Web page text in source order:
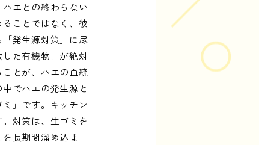
エとの終わらない
ことではなく、彼
発生源対策」に尽
た有機物」が絶対
とが、ハエの血統
でハエの発生源と
」です。キッチン
対策は、生ゴミを
長期間溜め込ま